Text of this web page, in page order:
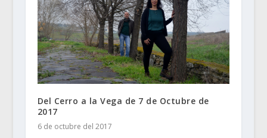
Del Cerro a la Vega de 7 de Octubre de
2017
6 de octubre del 2017